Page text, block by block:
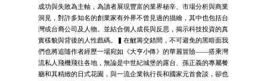
成功與失敗為主軸，為讀者展現豐富的業界秘辛、市場分析與商業
洞見，對許多知名的創業家有外界不曾見過的描繪，其中也包括台
灣或台裔公司及人物。並結合個人成長與反思，揭示科技投資的真
實樣貌與背後的人性戲碼。▍在觥籌交錯間，不可避免的黑暗面我
們也將追隨作者經歷一場宛如《大亨小傳》的華麗冒險——搭乘灣
流私人飛機飛往各地，無論是中世紀城堡的露台、孫正義的專屬餐
廳和其精緻的日式花園，與一流企業執行長和國家元首會談，卻也